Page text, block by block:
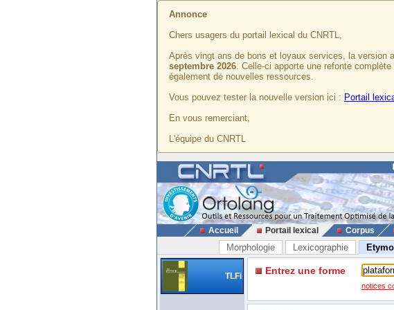
Annonce
Chers usagers du portail lexical du CNRTL,
Après vingt ans de bons et loyaux services, la version
septembre 2026. Celle-ci apporte une refonte
également de nouvelles ressources.
Vous pouvez tester la nouvelle version ici : Portail
En vous remerciant,
L'équipe du CNRTL
Accueil Portail lexical Corpus
Morphologie Lexicographie
TLFi Entrez une forme
notices